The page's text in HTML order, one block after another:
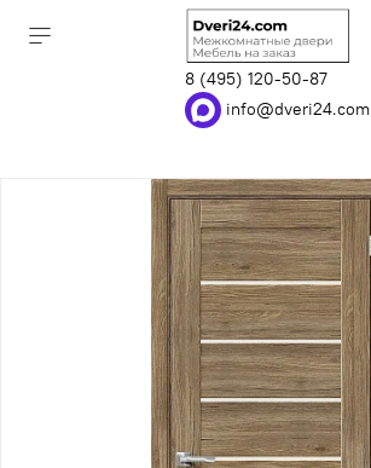
8 (495) 120-50-87
info@dveri24.com